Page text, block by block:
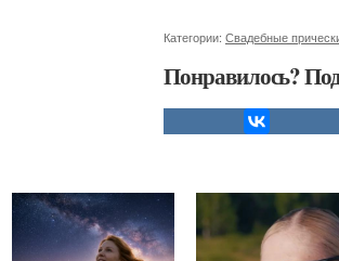
Категории: Свадебные
Понравилось?